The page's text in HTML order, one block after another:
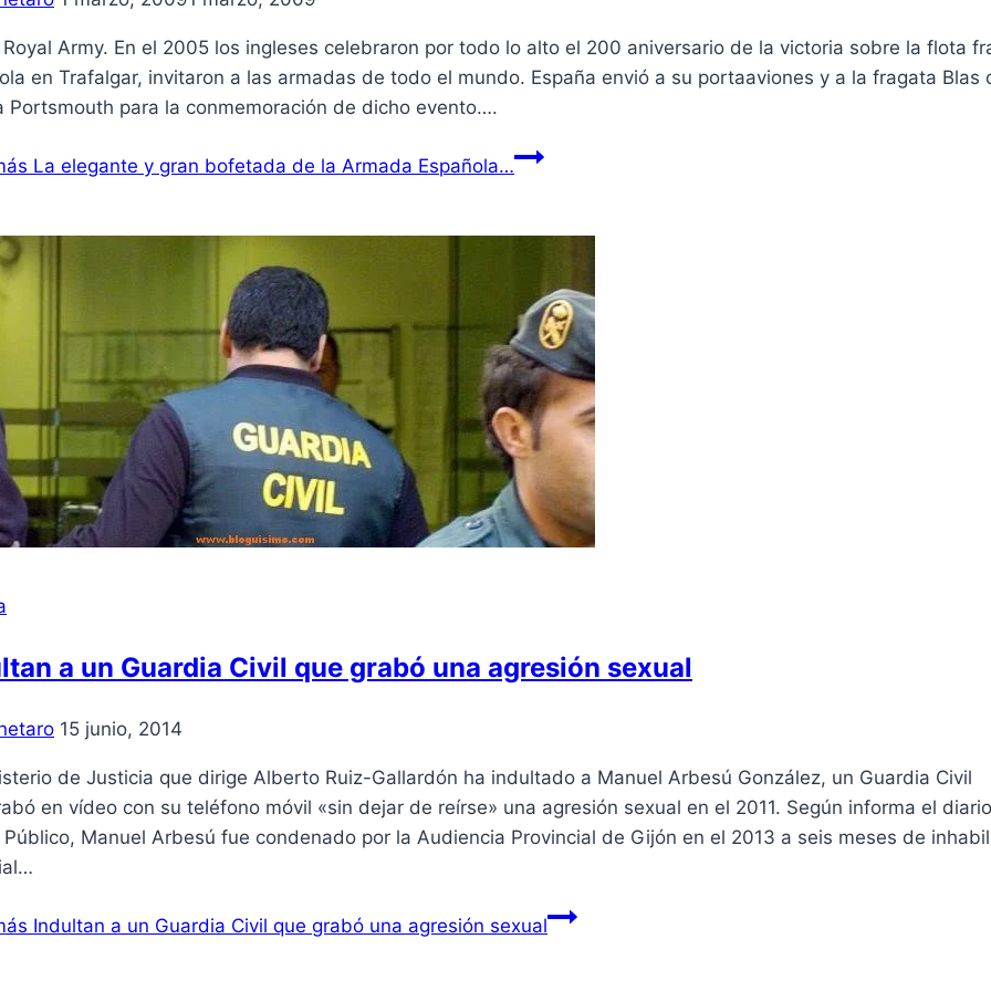
Army. En el 2005 los ingleses celebraron por todo lo alto el 200 aniversario de la victoria sobre la flota
en Trafalgar, invitaron a las armadas de todo el mundo. España envió a su portaaviones y a la fragata Blas
Portsmouth para la conmemoración de dicho evento….
La elegante y gran bofetada de la Armada Española…
a un Guardia Civil que grabó una agresión sexual
15 junio, 2014
de Justicia que dirige Alberto Ruiz-Gallardón ha indultado a Manuel Arbesú González, un Guardia Civil
en vídeo con su teléfono móvil «sin dejar de reírse» una agresión sexual en el 2011. Según informa el diario
Manuel Arbesú fue condenado por la Audiencia Provincial de Gijón en el 2013 a seis meses de
Indultan a un Guardia Civil que grabó una agresión sexual